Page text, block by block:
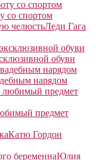
со спортом
Леди Гага
обуви
нарядом
предмет
Катю Гордон
Юлия